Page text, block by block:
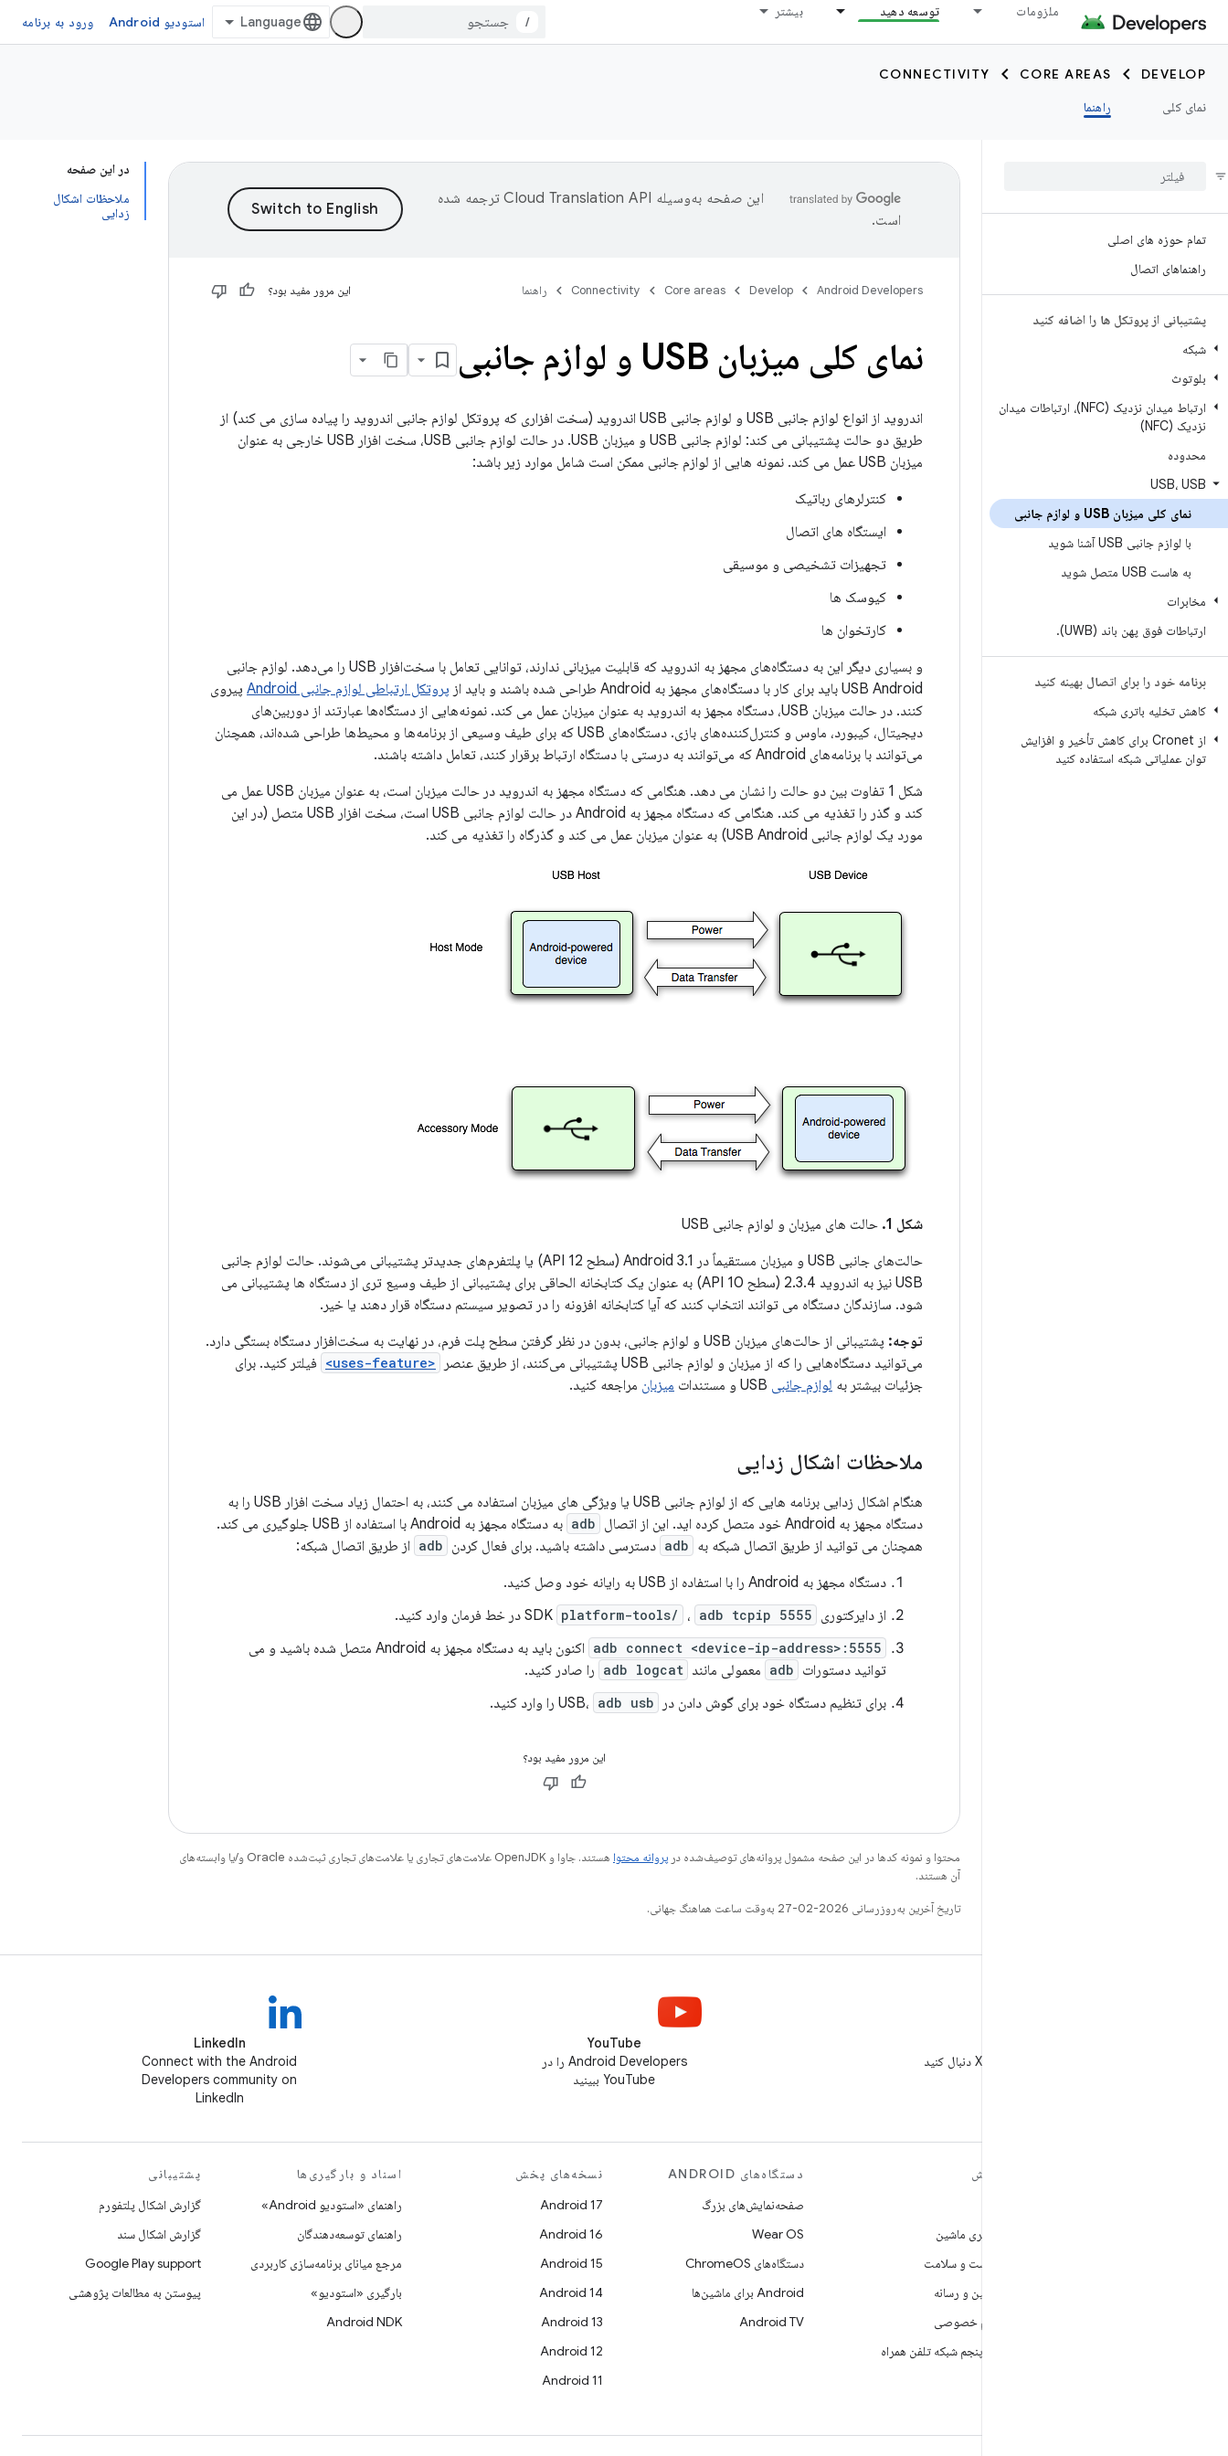
ملزومات توسعه دهید بیشتر
/ استودیو Android ورود به برنامه
DEVELOP
CORE AREAS
CONNECTIVITY
نمای کلی
راهنما
تمام حوزه های اصلی
راهنماهای اتصال
پشتیبانی از پروتکل ها را اضافه کنید
شبکه
بلوتوث
ارتباط میدان نزدیک (NFC)، ارتباطات میدان
نزدیک (NFC)
محدوده
USB، USB
نمای کلی میزبان USB و لوازم جانبی
با لوازم جانبی USB آشنا شوید
به هاست USB متصل شوید
مخابرات
ارتباطات فوق پهن باند (UWB)
.
برنامه خود را برای اتصال بهینه کنید
کاهش تخلیه باتری شبکه
از Cronet برای کاهش تأخیر و افزایش
توان عملیاتی شبکه استفاده کنید
در این صفحه
ملاحظات اشکال
زدایی
این صفحه به‌وسیله
ترجمه شده
است.
Android Developers
Develop
Core areas
Connectivity راهنما این مرور مفید بود؟
نمای کلی میزبان USB و لوازم جانبی
اندروید از انواع لوازم جانبی USB و لوازم جانبی USB اندروید (سخت افزاری که پروتکل لوازم جانبی اندروید را پیاده سازی می کند) از
طریق دو حالت پشتیبانی می کند: لوازم جانبی USB و میزبان USB. در حالت لوازم جانبی USB، سخت افزار USB خارجی به عنوان
میزبان USB عمل می کند. نمونه هایی از لوازم جانبی ممکن است شامل موارد زیر باشد:
کنترلرهای رباتیک
ایستگاه های اتصال
تجهیزات تشخیصی و موسیقی
کیوسک ها
کارتخوان ها
و بسیاری دیگر این به دستگاه‌های مجهز به اندروید که قابلیت میزبانی ندارند، توانایی تعامل با سخت‌افزار USB را می‌دهد. لوازم جانبی
USB Android باید برای کار با دستگاه‌های مجهز به Android طراحی شده باشند و باید از
پروتکل ارتباطی لوازم جانبی Android
پیروی
کنند. در حالت میزبان USB، دستگاه مجهز به اندروید به عنوان میزبان عمل می کند. نمونه‌هایی از دستگاه‌ها عبارتند از دوربین‌های
دیجیتال، کیبورد، ماوس و کنترل‌کننده‌های بازی. دستگاه‌های USB که برای طیف وسیعی از برنامه‌ها و محیط‌ها طراحی شده‌اند، همچنان
می‌توانند با برنامه‌های Android که می‌توانند به درستی با دستگاه ارتباط برقرار کنند، تعامل داشته باشند.
شکل 1 تفاوت بین دو حالت را نشان می دهد. هنگامی که دستگاه مجهز به اندروید در حالت میزبان است، به عنوان میزبان USB عمل می
کند و گذر را تغذیه می کند. هنگامی که دستگاه مجهز به Android در حالت لوازم جانبی USB است، سخت افزار USB متصل (در این
مورد یک لوازم جانبی USB Android) به عنوان میزبان عمل می کند و گذرگاه را تغذیه می کند.
شکل 1.
حالت های میزبان و لوازم جانبی USB
حالت‌های جانبی USB و میزبان مستقیماً در Android 3.1 (سطح API 12) یا پلتفرم‌های جدیدتر پشتیبانی می‌شوند. حالت لوازم جانبی
USB نیز به اندروید 2.3.4 (سطح API 10) به عنوان یک کتابخانه الحاقی برای پشتیبانی از طیف وسیع تری از دستگاه ها پشتیبانی می
شود. سازندگان دستگاه می توانند انتخاب کنند که آیا کتابخانه افزونه را در تصویر سیستم دستگاه قرار دهند یا خیر.
توجه:
پشتیبانی از حالت‌های میزبان USB و لوازم جانبی، بدون در نظر گرفتن سطح پلت فرم، در نهایت به سخت‌افزار دستگاه بستگی دارد.
می‌توانید دستگاه‌هایی را که از میزبان و لوازم جانبی USB پشتیبانی می‌کنند، از طریق عنصر
<uses-feature>
فیلتر کنید. برای
جزئیات بیشتر به لوازم جانبی میزبان مراجعه کنید.
ملاحظات اشکال زدایی
هنگام اشکال زدایی برنامه هایی که از لوازم جانبی USB یا ویژگی های میزبان استفاده می کنند، به احتمال زیاد سخت افزار USB را به
دستگاه مجهز به Android خود متصل کرده اید. این از اتصال
adb
به دستگاه مجهز به Android با استفاده از USB جلوگیری می کند.
همچنان می توانید از طریق اتصال شبکه به adb دسترسی داشته باشید. برای فعال کردن adb از طریق اتصال شبکه:
دستگاه مجهز به Android را با استفاده از USB به رایانه خود وصل کنید.
از دایرکتوری SDK
platform-tools/ ، adb tcpip 5555 در خط فرمان وارد کنید.
adb connect <device-ip-address>:5555
اکنون باید به دستگاه مجهز به Android متصل شده باشید و می
توانید دستورات adb معمولی مانند adb logcat را صادر کنید.
برای تنظیم دستگاه خود برای گوش دادن در USB،
adb usb را وارد کنید.
این مرور مفید بود؟
محتوا و نمونه کدها در این صفحه مشمول پروانه‌های توصیف‌شده در پروانه محتوا
هستند. جاوا و OpenJDK علامت‌های تجاری یا علامت‌های تجاری ثبت‌شده Oracle و/یا وابسته‌های
آن هستند.
تاریخ آخرین به‌روزرسانی 2026-02-27 به‌وقت ساعت هماهنگ جهانی.
YouTube
Android Developers را در
YouTube ببینید
LinkedIn
Connect with the Android
Developers community on
LinkedIn
کاوش
یادگیری ماشین
بهداشت و سلامت
دوربین و رسانه
حریم خصوصی
نسل پنجم شبکه تلفن همراه
دستگاه‌های ANDROID
صفحه‌نمایش‌های بزرگ
Wear OS
دستگاه‌های ChromeOS
Android برای ماشین‌ها
Android TV
نسخه‌های پخش
Android 17
Android 16
Android 15
Android 14
Android 13
Android 12
Android 11
اسناد و بارگیری‌ها
راهنمای «استودیو Android»
راهنمای توسعه‌دهندگان
مرجع میانای برنامه‌سازی کاربردی
بارگیری «استودیو»
Android NDK
پشتیبانی
گزارش اشکال پلتفورم
گزارش اشکال سند
Google Play support
پیوستن به مطالعات پژوهشی